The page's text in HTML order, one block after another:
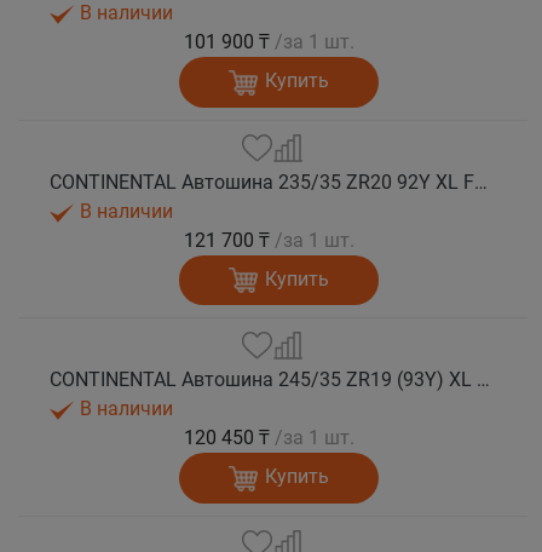
В наличии
101 900 ₸ /за 1 шт.
Купить
CONTINENTAL Автошина 235/35 ZR20 92Y XL FR SportContact 7 лето
В наличии
121 700 ₸ /за 1 шт.
Купить
CONTINENTAL Автошина 245/35 ZR19 (93Y) XL FR SportContact 7 лето
В наличии
120 450 ₸ /за 1 шт.
Купить